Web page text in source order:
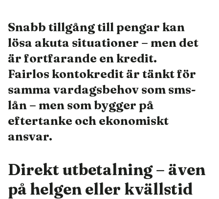
Snabb tillgång till pengar kan
lösa akuta situationer – men det
är fortfarande en kredit.
Fairlos kontokredit är tänkt för
samma vardagsbehov som sms-
lån – men som bygger på
eftertanke och ekonomiskt
ansvar.
Direkt utbetalning – även
på helgen eller kvällstid